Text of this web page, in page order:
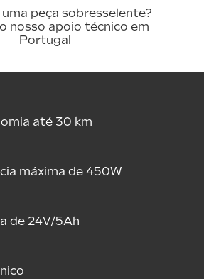
peça sobresselente?
nosso apoio técnico em
Portugal
até 30 km
máxima de 450W
de 24V/5Ah